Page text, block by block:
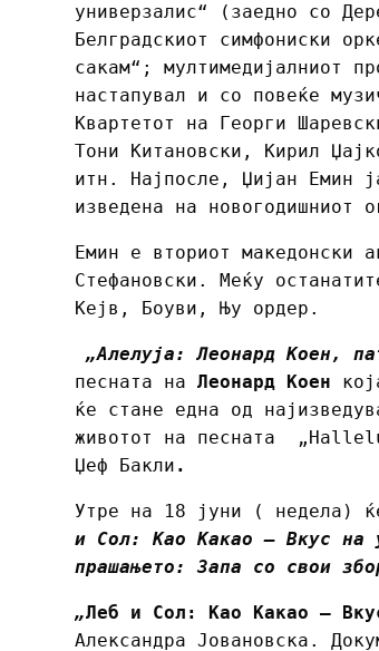
универзалис“ (заедно со
Белградскиот симфониски
сакам“; мултимедијалниот
настапувал и со повеќе
Квартетот на Георги
Тони Китановски, Кирил
итн. Најпосле, Џијан Емин
изведена на новогодишниот
Емин е вториот македонски
Стефановски. Меќу
Кејв, Боуви, Њу ордер.
„Алелуја: Леонард Коен,
песната на Леонард Коен
ќе стане една од
животот на песната
Џеф Бакли .
Утре на 18 јуни ( недела)
и Сол: Као Какао – Вкус на
прашањето: Запа со свои
„Леб и Сол: Као Какао –
Александра Јовановска.